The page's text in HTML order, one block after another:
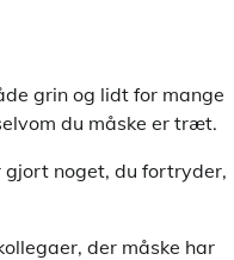
grin og lidt for mange
du måske er træt.
gjort noget, du fortryder,
der måske har